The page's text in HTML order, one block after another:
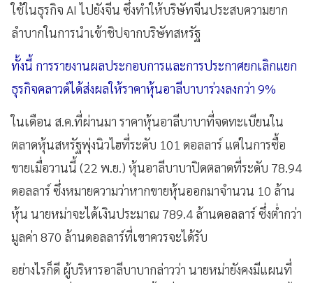
ใช้ในธุรกิจ AI ไปยังจีน ซึ่งทำให้บริษัทจีนประสบความยาก
ลำบากในการนำเข้าชิปจากบริษัทสหรัฐ
ทั้งนี้ การรายงานผลประกอบการและการประกาศยกเลิกแยก
ธุรกิจคลาวด์ได้ส่งผลให้ราคาหุ้นอาลีบาบาร่วงลงกว่า 9%
ในเดือน ส.ค.ที่ผ่านมา ราคาหุ้นอาลีบาบาที่จดทะเบียนใน
ตลาดหุ้นสหรัฐพุ่งนิวไฮที่ระดับ 101 ดอลลาร์ แต่ในการซื้อ
ขายเมื่อวานนี้ (22 พ.ย.) หุ้นอาลีบาบาปิดตลาดที่ระดับ 78.94
ดอลลาร์ ซึ่งหมายความว่าหากขายหุ้นออกมาจำนวน 10 ล้าน
หุ้น นายหม่าจะได้เงินประมาณ 789.4 ล้านดอลลาร์ ซึ่งต่ำกว่า
มูลค่า 870 ล้านดอลลาร์ที่เขาควรจะได้รับ
อย่างไรก็ดี ผู้บริหารอาลีบาบากล่าวว่า นายหม่ายังคงมีแผนที่